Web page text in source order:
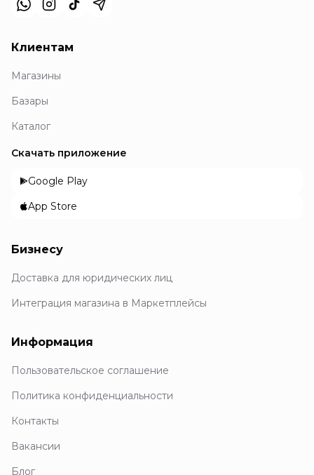
Клиентам
Магазины
Базары
Каталог
Скачать приложение
Google Play
App Store
Бизнесу
Доставка для юридических лиц
Интеграция магазина в Маркетплейсы
Информация
Пользовательское соглашение
Политика конфиденциальности
Контакты
Вакансии
Блог